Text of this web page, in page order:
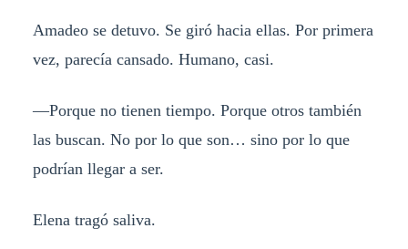
Amadeo se detuvo. Se giró hacia ellas. Por primera
vez, parecía cansado. Humano, casi.
—Porque no tienen tiempo. Porque otros también
las buscan. No por lo que son… sino por lo que
podrían llegar a ser.
Elena tragó saliva.